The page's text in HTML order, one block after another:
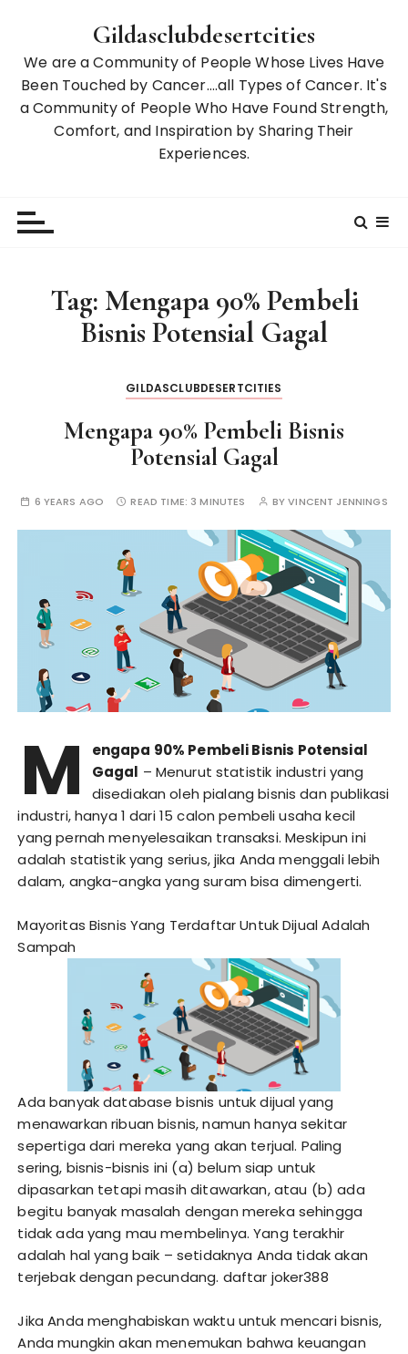
Gildasclubdesertcities
We are a Community of People Whose Lives Have
Been Touched by Cancer….all Types of Cancer. It's
a Community of People Who Have Found Strength,
Comfort, and Inspiration by Sharing Their
Experiences.
Tag: Mengapa 90% Pembeli
Bisnis Potensial Gagal
GILDASCLUBDESERTCITIES
Mengapa 90% Pembeli Bisnis
Potensial Gagal
6 YEARS AGO READ TIME: 3 MINUTES BYVINCENT JENNINGS
M
engapa 90% Pembeli Bisnis Potensial
Gagal – Menurut statistik industri yang
disediakan oleh pialang bisnis dan publikasi
industri, hanya 1 dari 15 calon pembeli usaha kecil
yang pernah menyelesaikan transaksi. Meskipun ini
adalah statistik yang serius, jika Anda menggali lebih
dalam, angka-angka yang suram bisa dimengerti.
Mayoritas Bisnis Yang Terdaftar Untuk Dijual Adalah
Sampah
Ada banyak database bisnis untuk dijual yang
menawarkan ribuan bisnis, namun hanya sekitar
sepertiga dari mereka yang akan terjual. Paling
sering, bisnis-bisnis ini (a) belum siap untuk
dipasarkan tetapi masih ditawarkan, atau (b) ada
begitu banyak masalah dengan mereka sehingga
tidak ada yang mau membelinya. Yang terakhir
adalah hal yang baik – setidaknya Anda tidak akan
terjebak dengan pecundang. daftar joker388
Jika Anda menghabiskan waktu untuk mencari bisnis,
Anda mungkin akan menemukan bahwa keuangan